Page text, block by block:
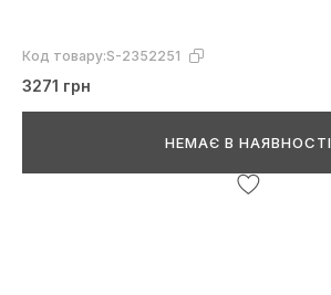
Код товару:S-2352251
3271 грн
НЕМАЄ В НАЯВНОСТІ